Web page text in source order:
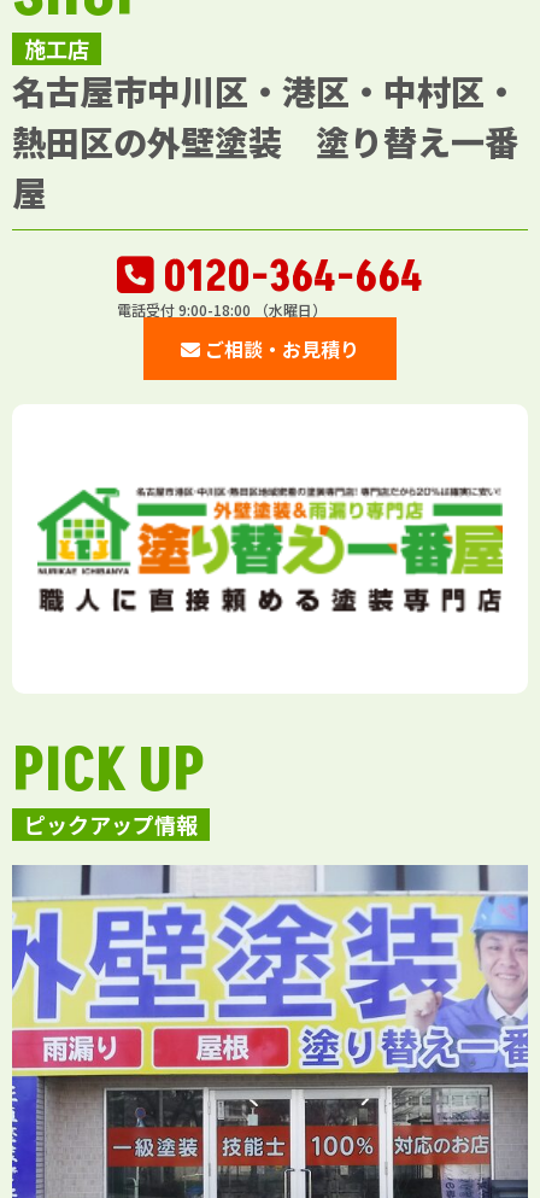
施工店
名古屋市中川区・港区・中村区・
熱田区の外壁塗装 塗り替え一番
屋
0120-364-664
電話受付 9:00-18:00 （水曜日）
ご相談・お見積り
ピックアップ情報
PICK UP